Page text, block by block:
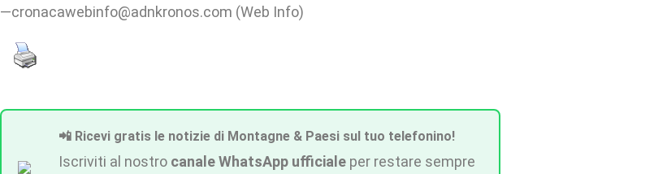
—cronacawebinfo@adnkronos.com (Web Info)
📲 Ricevi gratis le notizie di Montagne & Paesi sul tuo telefonino!
Iscriviti al nostro canale WhatsApp ufficiale per restare sempre